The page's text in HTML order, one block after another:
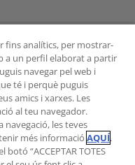
de Mobilitat?
fins analítics, per mostrar-
a un perfil elaborat a partir
navegar pel web i
té i perquè puguis
amics i xarxes. Les
al teu navegador.
les teves
més informació AQUÍ.
“ACCEPTAR TOTES